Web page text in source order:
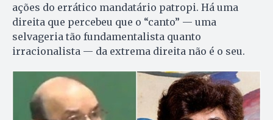
ações do errático mandatário patropi. Há uma
direita que percebeu que o “canto” — uma
selvageria tão fundamentalista quanto
irracionalista — da extrema direita não é o seu.